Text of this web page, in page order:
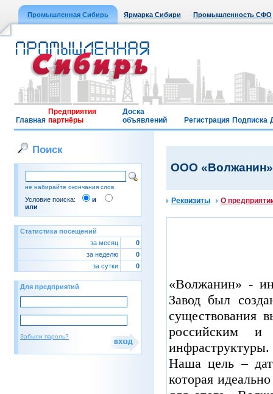
Промышленная Сибирь Ярмарка Сибири Промышленность СФО
Главная
Предприятия
партнёры
Доска
объявлений
Регистрация Подписка
Поиск
не набирайте окончания слов
Условие поиска:
и
или
Статистика посещений
за месяц
0
за неделю
0
за сутки
0
Для предприятий
Забыли пароль?
ООО
Реквизиты О
«Волжанин» -
Завод был
существования
российским
и
инфраструктуры.
Наша цель –
которая идеально